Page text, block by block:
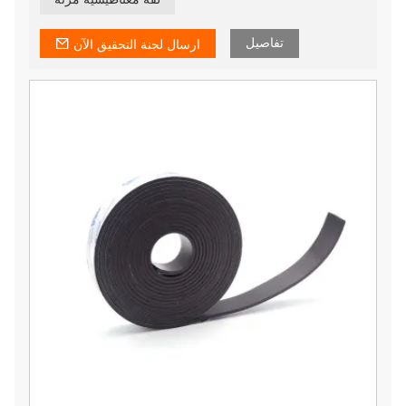
ارسال لجنة التحقيق الآن تفاصيل